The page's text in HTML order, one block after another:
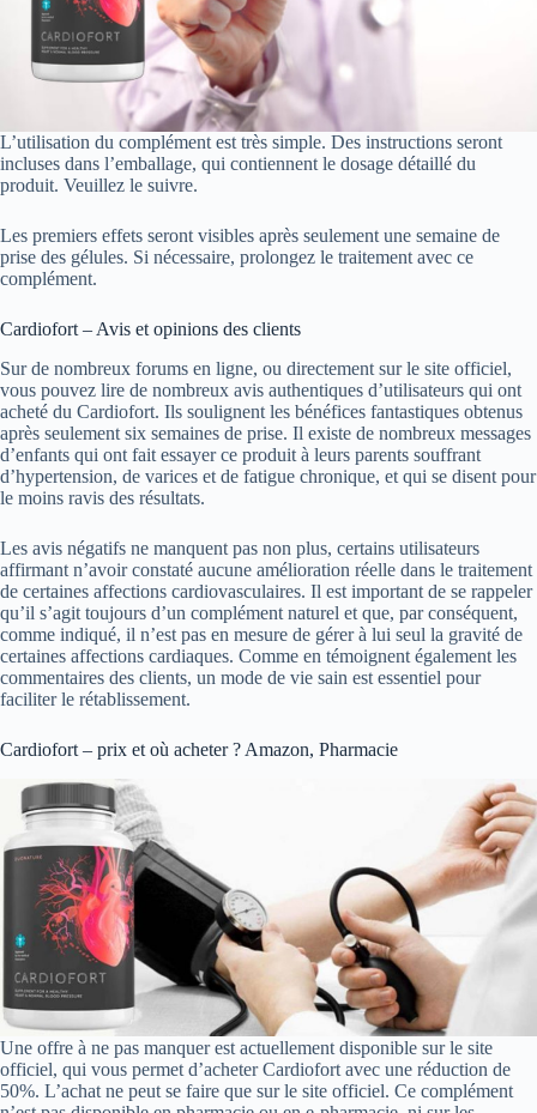
L’utilisation du complément est très simple. Des instructions seront
incluses dans l’emballage, qui contiennent le dosage détaillé du
produit. Veuillez le suivre.
Les premiers effets seront visibles après seulement une semaine de
prise des gélules. Si nécessaire, prolongez le traitement avec ce
complément.
Cardiofort – Avis et opinions des clients
Sur de nombreux forums en ligne, ou directement sur le site officiel,
vous pouvez lire de nombreux avis authentiques d’utilisateurs qui ont
acheté du Cardiofort. Ils soulignent les bénéfices fantastiques obtenus
après seulement six semaines de prise. Il existe de nombreux messages
d’enfants qui ont fait essayer ce produit à leurs parents souffrant
d’hypertension, de varices et de fatigue chronique, et qui se disent pour
le moins ravis des résultats.
Les avis négatifs ne manquent pas non plus, certains utilisateurs
affirmant n’avoir constaté aucune amélioration réelle dans le traitement
de certaines affections cardiovasculaires. Il est important de se rappeler
qu’il s’agit toujours d’un complément naturel et que, par conséquent,
comme indiqué, il n’est pas en mesure de gérer à lui seul la gravité de
certaines affections cardiaques. Comme en témoignent également les
commentaires des clients, un mode de vie sain est essentiel pour
faciliter le rétablissement.
Cardiofort – prix et où acheter ? Amazon, Pharmacie
Une offre à ne pas manquer est actuellement disponible sur le site
officiel, qui vous permet d’acheter Cardiofort avec une réduction de
50%. L’achat ne peut se faire que sur le site officiel. Ce complément